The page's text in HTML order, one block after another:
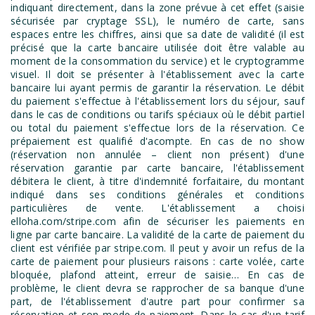
indiquant directement, dans la zone prévue à cet effet (saisie
sécurisée par cryptage SSL), le numéro de carte, sans
espaces entre les chiffres, ainsi que sa date de validité (il est
précisé que la carte bancaire utilisée doit être valable au
moment de la consommation du service) et le cryptogramme
visuel. Il doit se présenter à l'établissement avec la carte
bancaire lui ayant permis de garantir la réservation. Le débit
du paiement s'effectue à l'établissement lors du séjour, sauf
dans le cas de conditions ou tarifs spéciaux où le débit partiel
ou total du paiement s'effectue lors de la réservation. Ce
prépaiement est qualifié d'acompte. En cas de no show
(réservation non annulée – client non présent) d'une
réservation garantie par carte bancaire, l'établissement
débitera le client, à titre d'indemnité forfaitaire, du montant
indiqué dans ses conditions générales et conditions
particulières de vente. L'établissement a choisi
elloha.com/stripe.com afin de sécuriser les paiements en
ligne par carte bancaire. La validité de la carte de paiement du
client est vérifiée par stripe.com. Il peut y avoir un refus de la
carte de paiement pour plusieurs raisons : carte volée, carte
bloquée, plafond atteint, erreur de saisie… En cas de
problème, le client devra se rapprocher de sa banque d'une
part, de l'établissement d'autre part pour confirmer sa